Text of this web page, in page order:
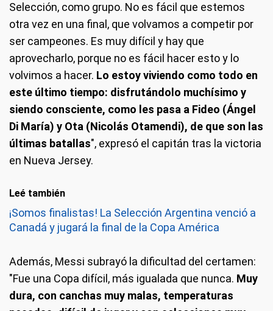
Selección, como grupo. No es fácil que estemos
otra vez en una final, que volvamos a competir por
ser campeones. Es muy difícil y hay que
aprovecharlo, porque no es fácil hacer esto y lo
volvimos a hacer. Lo estoy viviendo como todo en
este último tiempo: disfrutándolo muchísimo y
siendo consciente, como les pasa a Fideo (Ángel
Di María) y Ota (Nicolás Otamendi), de que son las
últimas batallas", expresó el capitán tras la victoria
en Nueva Jersey.
Leé también
¡Somos finalistas! La Selección Argentina venció a
Canadá y jugará la final de la Copa América
Además, Messi subrayó la dificultad del certamen:
"Fue una Copa difícil, más igualada que nunca. Muy
dura, con canchas muy malas, temperaturas